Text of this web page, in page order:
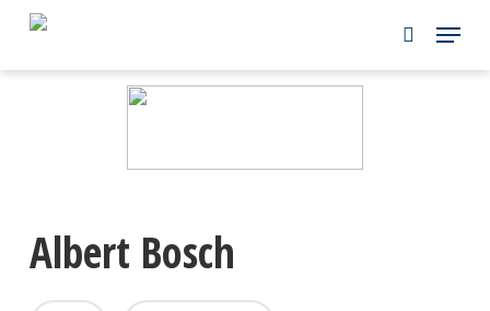
Skip
Albert Bosch